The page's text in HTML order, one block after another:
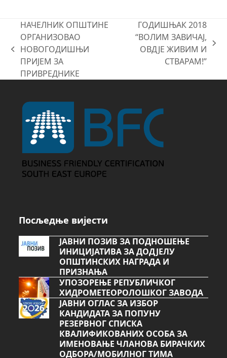
08.01.2019.
године,
у
сали
Центра
за
културу,
почетком
18:00
часова.
previous
post:
НАЧЕЛНИК ОПШТИНЕ
ОРГАНИЗОВАО
НОВОГОДИШЊИ
ПРИЈЕМ ЗА
ПРИВРЕДНИКЕ
next
ГОДИШЊАК 2018
“ВОЛИМ ЗАВИЧАЈ,
ОВДЈЕ ЖИВИМ И
СТВАРАМ!”
Посљедње вијести
ЈАВНИ ПОЗИВ ЗА ПОДНОШЕЊЕ
ИНИЦИЈАТИВА ЗА ДОДЈЕЛУ
ОПШТИНСКИХ НАГРАДА И
ПРИЗНАЊА
УПОЗОРЕЊЕ РЕПУБЛИЧКОГ
ХИДРОМЕТЕОРОЛОШКОГ ЗАВОДА
ЈАВНИ ОГЛАС ЗА ИЗБОР
КАНДИДАТА ЗА ПОПУНУ
РЕЗЕРВНОГ СПИСКА
КВАЛИФИКОВАНИХ ОСОБА ЗА
ИМЕНОВАЊЕ ЧЛАНОВА БИРАЧКИХ
ОДБОРА/МОБИЛНОГ ТИМА